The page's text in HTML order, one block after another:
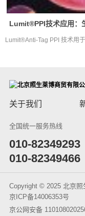
Lumit®PPI技术应用：
Lumit®Anti-Tag PPI 技术用
关于我们
全国统一服务热线
​010-82349293
010-82349466
Copyright © 2025 北京
京ICP备14006353号
京公网安备